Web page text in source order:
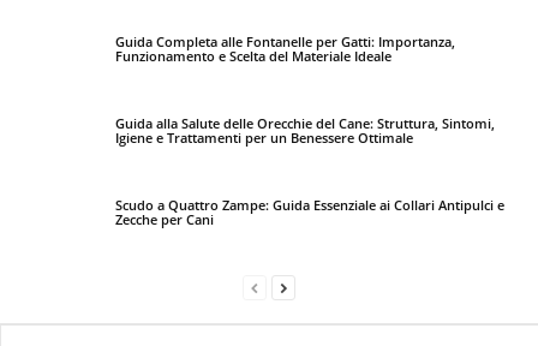
Guida Completa alle Fontanelle per Gatti: Importanza,
Funzionamento e Scelta del Materiale Ideale
Guida alla Salute delle Orecchie del Cane: Struttura, Sintomi,
Igiene e Trattamenti per un Benessere Ottimale
Scudo a Quattro Zampe: Guida Essenziale ai Collari Antipulci e
Zecche per Cani